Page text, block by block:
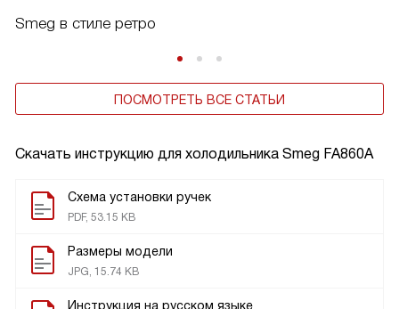
Скачать инструкцию для холодильника Smeg FA860A
Схема установки ручек
PDF, 53.15 KB
Размеры модели
JPG, 15.74 KB
Инструкция на русском языке
Smeg в стиле ретро
ПОСМОТРЕТЬ ВСЕ СТАТЬИ